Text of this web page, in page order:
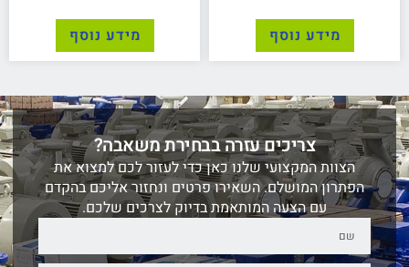
מידע נוסף מידע נוסף
צריכים עזרה בבחירת משאבה?
הצוות המקצועי שלנו כאן כדי לעזור לכם למצוא את
הפתרון המושלם. השאירו פרטים ונחזור אליכם בהקדם
עם הצעה המותאמת בדיוק לצרכים שלכם.